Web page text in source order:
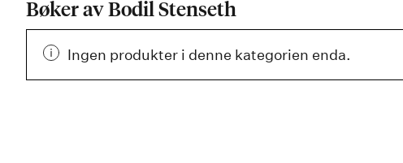
Bøker av Bodil Stenseth
Ingen produkter i denne kategorien enda.